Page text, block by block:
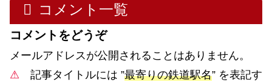
コメント一覧
コメントをどうぞ
メールアドレスが公開されることはありません。
⚠ 記事タイトルには ”最寄りの鉄道駅名” を表記す